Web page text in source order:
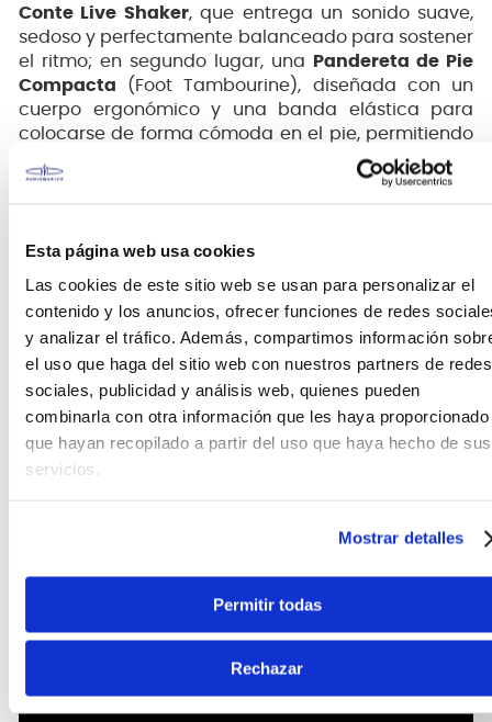
Esta página web usa cookies
Las cookies de este sitio web se usan para personalizar el
contenido y los anuncios, ofrecer funciones de redes
y analizar el tráfico. Además, compartimos información
el uso que haga del sitio web con nuestros partners de redes
sociales, publicidad y análisis web, quienes pueden
combinarla con otra información que les haya proporcionado
que hayan recopilado a partir del uso que haya hecho de sus
servicios.
Mostrar detalles
Permitir todas
Rechazar
Conte Live Shaker, que entrega un sonido suave,
sedoso y perfectamente balanceado para sostener
el ritmo; en segundo lugar, una
Pandereta de Pie
Compacta (Foot Tambourine), diseñada con un
cuerpo ergonómico y una banda elástica para
colocarse de forma cómoda en el pie, permitiendo
añadir un acento brillante de cascabeles con las
manos libres; y finalmente, un par de Claves de
penetrantes. Con este conjunto, percusionistas y
cantautores pueden añadir capas de texturas
rítmicas de calidad profesional de manera rápida y